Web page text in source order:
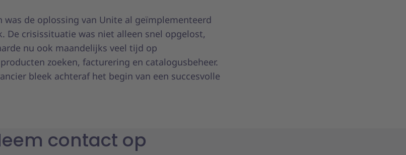
was de oplossing van Unite al geïmplementeerd
De crisissituatie was niet alleen snel opgelost,
nu ook maandelijks veel tijd op
zoeken, facturering en catalogusbeheer.
bleek achteraf het begin van een succesvolle
contact op